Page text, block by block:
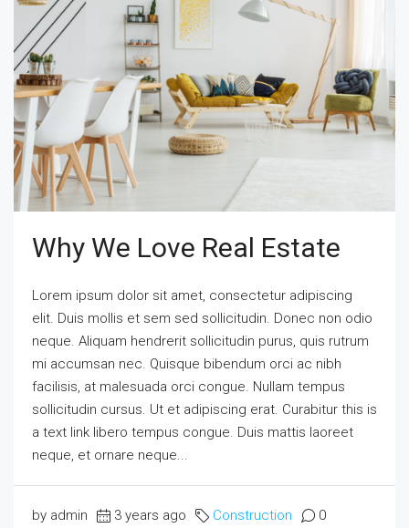
Why We Love Real Estate
Lorem ipsum dolor sit amet, consectetur adipiscing
elit. Duis mollis et sem sed sollicitudin. Donec non odio
neque. Aliquam hendrerit sollicitudin purus, quis rutrum
mi accumsan nec. Quisque bibendum orci ac nibh
facilisis, at malesuada orci congue. Nullam tempus
sollicitudin cursus. Ut et adipiscing erat. Curabitur this is
a text link libero tempus congue. Duis mattis laoreet
neque, et ornare neque...
by admin 3 years ago Construction 0